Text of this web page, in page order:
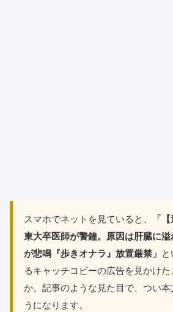
スマホでネットを見ていると、
「
東大卒医師が警鐘。原因は肝臓に溢
が悲鳴『歩きオナラ』放置厳禁」
るキャッチコピーの広告を見かけ
か。記事のような見た目で、つい
うになります。